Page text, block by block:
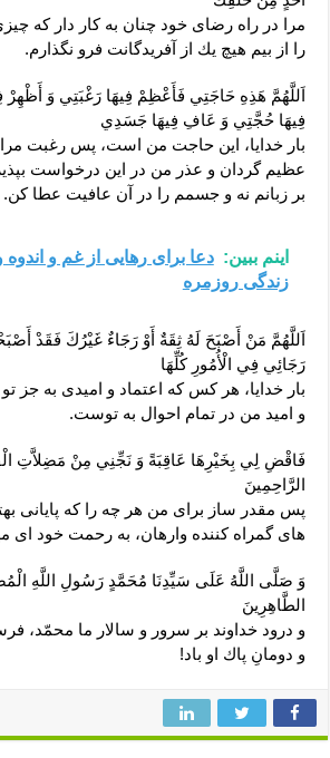
مرا در راه رضاى خود چنان به كار دار كه
را از بيم هيچ يك از آفريدگانت فرو نگذارم.
اَللَّهُمَّ هَذِهِ حَاجَتِي فَأَعْظِمْ فِيهَا رَغْبَتِي وَ أَظْهِرْ
فِيهَا حُجَّتِي وَ عَافِ فِيهَا جَسَدِي‏
بار خدايا، اين حاجت من است، پس رغبت
عظيم گردان و عذر من در اين درخواست
بر زبانم نه و جسمم را در آن عافيت عطا كن.
اینم ببین: دعا برای رهایی از غم و
زندگی روزمره
اَللَّهُمَّ مَنْ أَصْبَحَ لَهُ ثِقَةٌ أَوْ رَجَاءٌ غَيْرُكَ فَقَدْ
رَجَائِي فِي الْأُمُورِ كُلِّهَا
بار خدايا، هر كس كه اعتماد و اميدى به جز
و اميد من در تمام احوال به توست.
فَاقْضِ لِي بِخَيْرِهَا عَاقِبَةً وَ نَجِّنِي مِنْ مَضِلاَّتِ
الرَّاحِمِينَ‏
پس مقدر ساز براى من هر چه را كه پايانى
هاى گمراه كننده وارهان، به رحمت خود اى
وَ صَلَّى اللَّهُ عَلَى سَيِّدِنَا مُحَمَّدٍ رَسُولِ اللَّهِ
الطَّاهِرِينَ‏
و درود خداوند بر سرور و سالار ما محمّد،
و دومانِ پاك او باد!